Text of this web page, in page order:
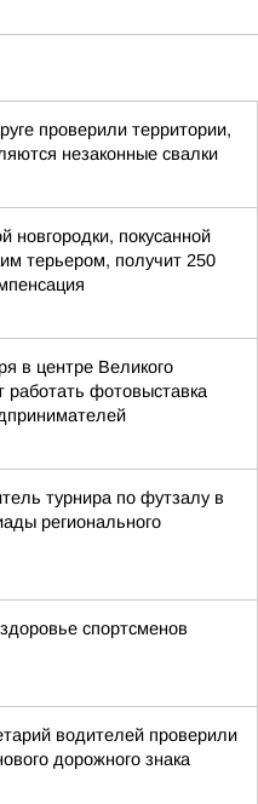
проверили территории,
незаконные свалки
новгородки, покусанной
терьером, получит 250
в центре Великого
работать фотовыставка
турнира по футзалу в
регионального
спортсменов
водителей проверили
дорожного знака